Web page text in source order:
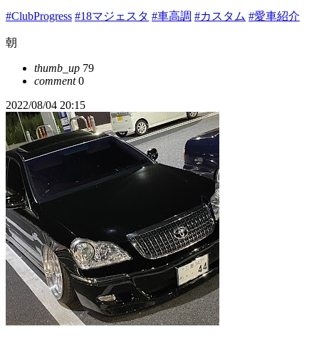
#ClubProgress #18マジェスタ #車高調 #カスタム #愛車紹介
朝
thumb_up 79
comment0
2022/08/04 20:15